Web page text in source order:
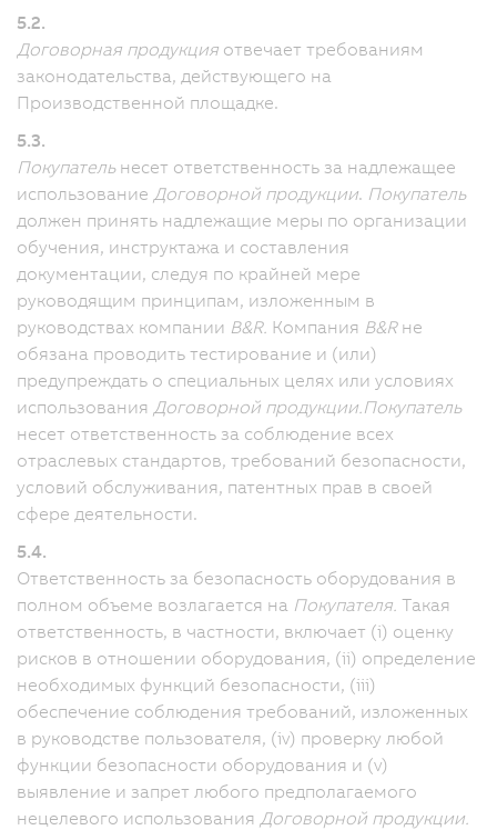
5.2.
Договорная продукция отвечает требованиям
законодательства, действующего на
Производственной площадке.
5.3.
Покупательнесет ответственность за надлежащее
использование Договорной продукции. Покупатель
должен принять надлежащие меры по организации
обучения, инструктажа и составления
документации, следуя по крайней мере
руководящим принципам, изложенным в
руководствах компании B&R. Компания B&Rне
обязана проводить тестирование и (или)
предупреждать о специальных целях или условиях
использования Договорной продукции. Покупатель
несет ответственность за соблюдение всех
отраслевых стандартов, требований безопасности,
условий обслуживания, патентных прав в своей
сфере деятельности.
5.4.
Ответственность за безопасность оборудования в
полном объеме возлагается на Покупателя. Такая
ответственность, в частности, включает (i) оценку
рисков в отношении оборудования, (ii) определение
необходимых функций безопасности, (iii)
обеспечение соблюдения требований, изложенных
в руководстве пользователя, (iv) проверку любой
функции безопасности оборудования и (v)
выявление и запрет любого предполагаемого
нецелевого использования Договорной продукции.